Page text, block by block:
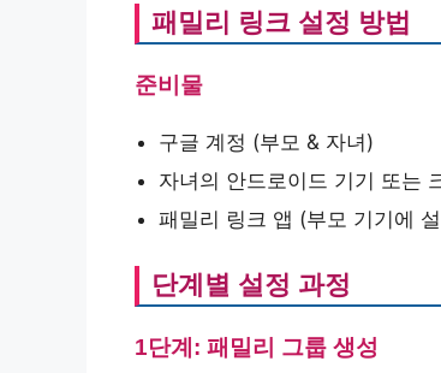
패밀리 링크 설정 방법
준비물
구글 계정 (부모 & 자녀)
자녀의 안드로이드 기기 또는
패밀리 링크 앱 (부모 기기에
단계별 설정 과정
1단계: 패밀리 그룹 생성